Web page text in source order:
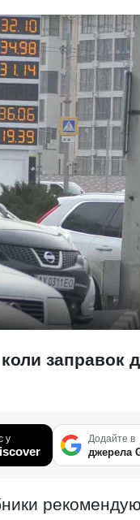
заправок
у Додайте в
джерела